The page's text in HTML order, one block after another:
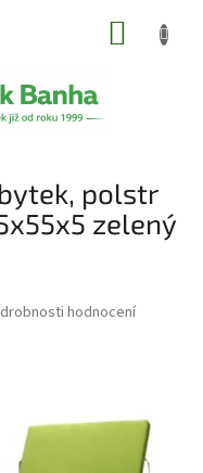
polstr
zelený
hodnocení